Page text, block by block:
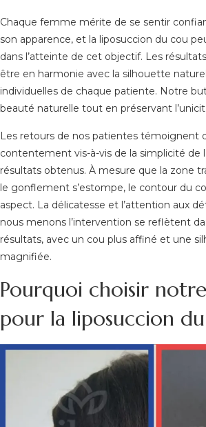
Chaque femme mérite de se sentir
son apparence, et la liposuccion du cou
dans l’atteinte de cet objectif. Les
être en harmonie avec la silhouette
individuelles de chaque patiente. Notre
beauté naturelle tout en préservant
Les retours de nos patientes témoignent
contentement vis-à-vis de la simplicité de
résultats obtenus. À mesure que la zone
le gonflement s’estompe, le contour du
aspect. La délicatesse et l’attention aux
nous menons l’intervention se reflètent
résultats, avec un cou plus affiné et une
magnifiée.
Pourquoi choisir
pour la liposuccion